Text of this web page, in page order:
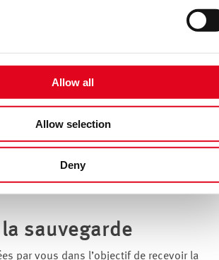
Allow all
Allow selection
Deny
données est réalisé sur la base de votre
sauvegarde
par vous dans l’objectif de recevoir la